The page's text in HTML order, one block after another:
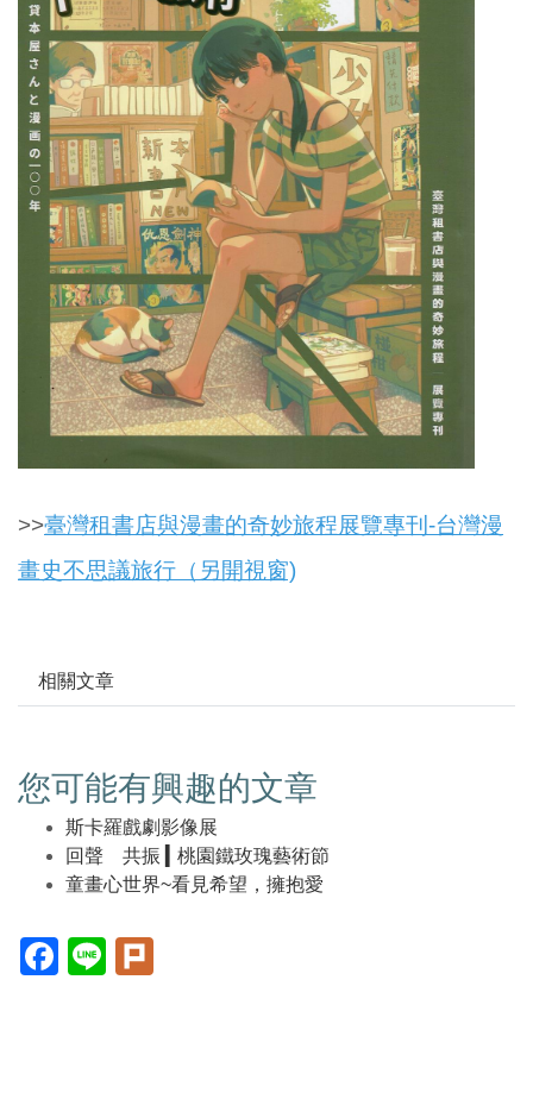
>>臺灣租書店與漫畫的奇妙旅程展覽專刊-台灣漫
畫史不思議旅行（另開視窗)
相關文章
您可能有興趣的文章
斯卡羅戲劇影像展
回聲 共振 ▍桃園鐵玫瑰藝術節
童畫心世界~看見希望，擁抱愛
Facebook(另
開
Line(另
開